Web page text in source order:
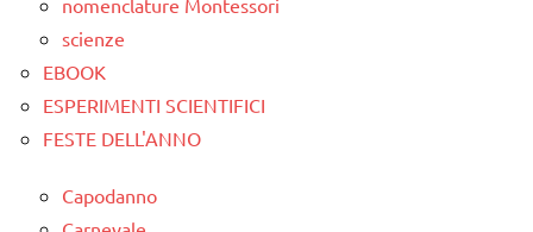
TUTTI GLI
ARGOMENTI
PER ETA'
TUTTI GLI
nomenclature Montessori
scienze
EBOOK
ESPERIMENTI SCIENTIFICI
FESTE DELL'ANNO
Capodanno